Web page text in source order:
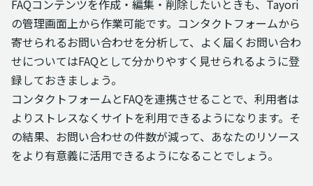
FAQコンテンツを作成・編集・削除したいときも、Tayori
の管理画面上から作業可能です。コンタクトフォームから
寄せられるお問い合わせを分析して、よく届くお問い合わ
せについてはFAQとして分かりやすく見せられるように登
録しておきましょう。
コンタクトフォームとFAQを連携させることで、利用者は
よりストレスなくサイトを利用できるようになります。そ
の結果、お問い合わせの件数が減って、あなたのリソース
をより有意義に活用できるようになることでしょう。